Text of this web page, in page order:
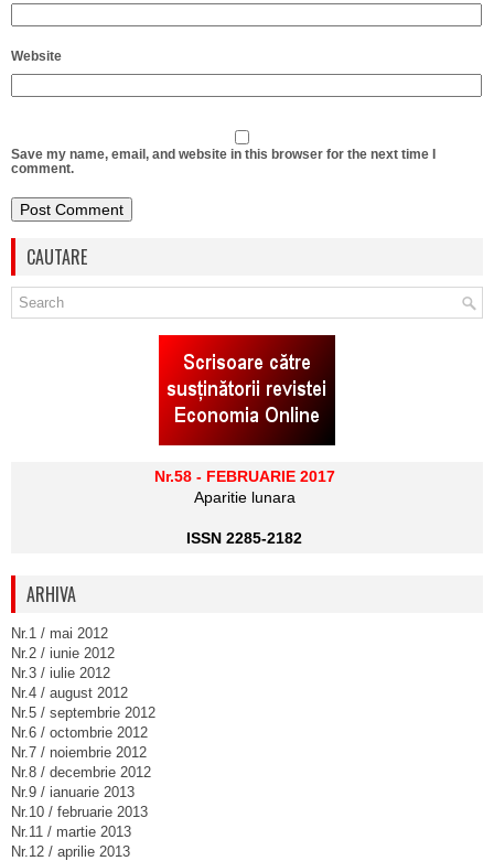
Website
Save my name, email, and website in this browser for the next time I
comment.
CAUTARE
Nr.58 - FEBRUARIE 2017
Aparitie lunara
ISSN 2285-2182
ARHIVA
Nr.1 / mai 2012
Nr.2 / iunie 2012
Nr.3 / iulie 2012
Nr.4 / august 2012
Nr.5 / septembrie 2012
Nr.6 / octombrie 2012
Nr.7 / noiembrie 2012
Nr.8 / decembrie 2012
Nr.9 / ianuarie 2013
Nr.10 / februarie 2013
Nr.11 / martie 2013
Nr.12 / aprilie 2013